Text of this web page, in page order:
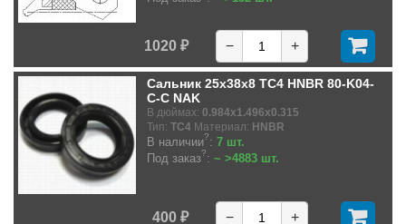
1020 ₽ − +
Сальник 25x38x8 TC4 HNBR 80-K04-
C-C NAK
В дюймах: 0.984x1.496x0.315
Тип: TC4 Материал: HNBR
В наличии?: 7 шт.
Под заказ?: ~ >4883 шт.
400 ₽ − +